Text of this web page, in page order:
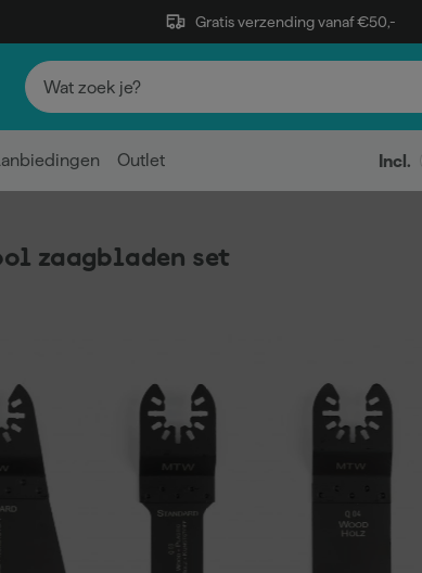
Gratis verzending vanaf €50,-
Outlet Incl.
zaagbladen set